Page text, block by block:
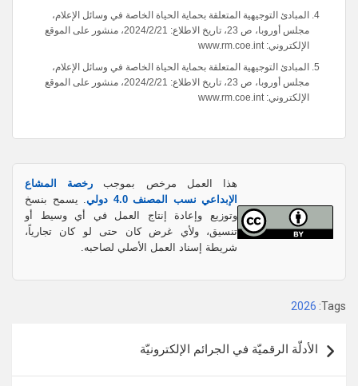
المبادئ التوجيهية المتعلقة بحماية الحياة الخاصة في وسائل الإعلام،
مجلس أوروبا، ص 23، تاريخ الاطلاع: 2024/2/21، منشور على الموقع
الإلكتروني: www.rm.coe.int
المبادئ التوجيهية المتعلقة بحماية الحياة الخاصة في وسائل الإعلام،
مجلس أوروبا، ص 23، تاريخ الاطلاع: 2024/2/21، منشور على الموقع
الإلكتروني: www.rm.coe.int
هذا العمل مرخص بموجب رخصة المشاع
الإبداعي نسب المصنف 4.0 دولي
. يسمح بنسخ
وتوزيع وإعادة إنتاج العمل في أي وسيط أو
تنسيق، ولأي غرض كان حتى لو كان تجارياً،
شريطة إسناد العمل الأصلي لصاحبه.
Tags:
2026
تصفّح
المقالات
الأدلّة الرقميّة في الجرائم الإلكترونيّة